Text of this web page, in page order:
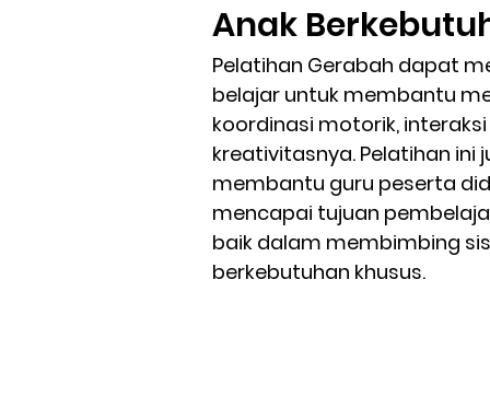
Anak
Pelatihan Gerabah dapat
belajar untuk membantu
koordinasi motorik,
kreativitasnya. Pelatihan ini
membantu guru peserta
mencapai tujuan
baik dalam membimbing
berkebutuhan khusus.